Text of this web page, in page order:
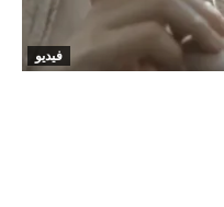
فيديو